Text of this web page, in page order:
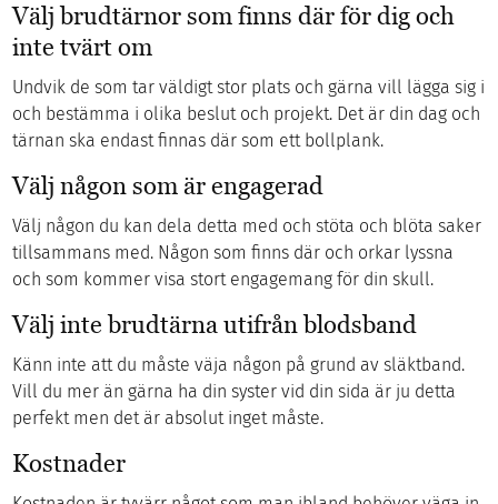
Välj brudtärnor som finns där för dig och
inte tvärt om
Undvik de som tar väldigt stor plats och gärna vill lägga sig i
och bestämma i olika beslut och projekt. Det är din dag och
tärnan ska endast finnas där som ett bollplank.
Välj någon som är engagerad
Välj någon du kan dela detta med och stöta och blöta saker
tillsammans med. Någon som finns där och orkar lyssna
och som kommer visa stort engagemang för din skull.
Välj inte brudtärna utifrån blodsband
Känn inte att du måste väja någon på grund av släktband.
Vill du mer än gärna ha din syster vid din sida är ju detta
perfekt men det är absolut inget måste.
Kostnader